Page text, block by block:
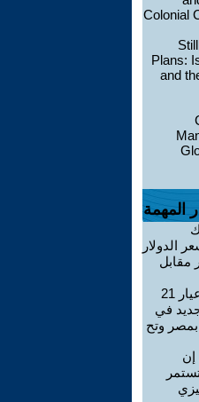
Colonial
Plans:
and
المهمة
الدولار
مقابل
مفاجأة في عيار 21
في
وتح
إن